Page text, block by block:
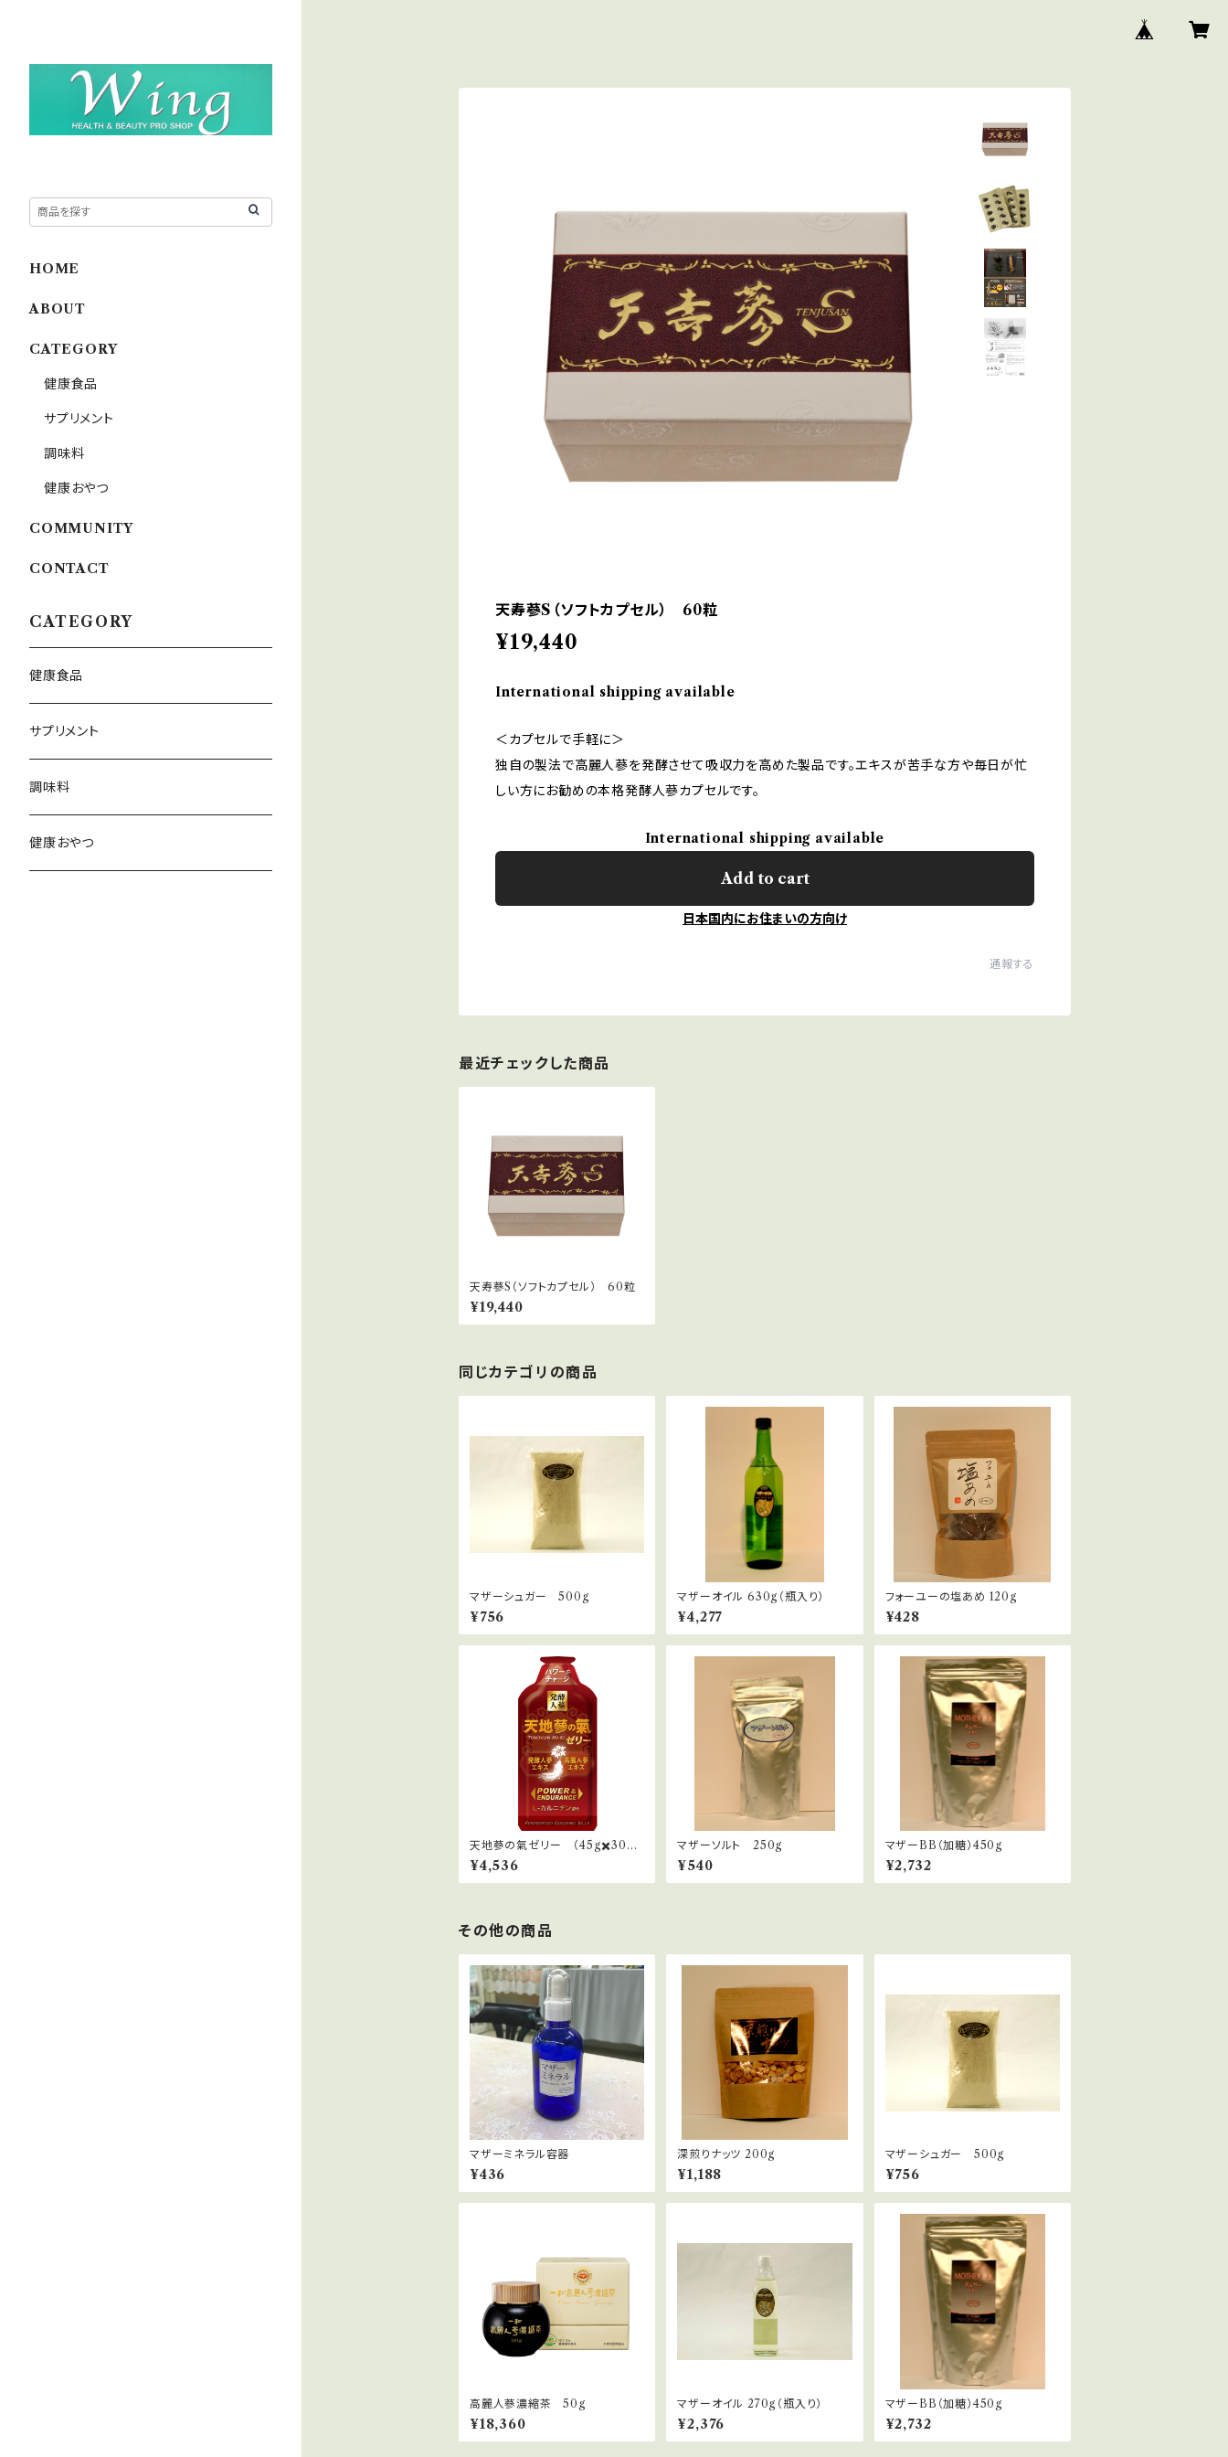
天寿蔘S（ソフトカプセル） 60粒
¥19,440
International shipping available
＜カプセルで手軽に＞
独自の製法で高麗人蔘を発酵させて吸収力を高めた製品です。エキスが苦手な方や毎日が忙
しい方にお勧めの本格発酵人蔘カプセルです。
International shipping available
Add to cart
日本国内にお住まいの方向け
通報する
最近チェックした商品
天寿蔘S（ソフトカプセル） 60粒
¥19,440
同じカテゴリの商品
マザーシュガー 500g
¥756
マザーオイル 630g（瓶入り）
¥4,277
フォーユーの塩あめ 120g
¥428
天地蔘の氣ゼリー （45g✖️30
本）１ケース
¥4,536
マザーソルト 250g
¥540
マザーBB（加糖）450g
¥2,732
その他の商品
マザーミネラル容器
¥436
深煎りナッツ 200g
¥1,188
マザーシュガー 500g
¥756
高麗人蔘濃縮茶 50g
¥18,360
マザーオイル 270g（瓶入り）
¥2,376
マザーBB（加糖）450g
¥2,732
HOME
ABOUT
CATEGORY
健康食品
サプリメント
調味料
健康おやつ
COMMUNITY
CONTACT
CATEGORY
健康食品
サプリメント
調味料
健康おやつ